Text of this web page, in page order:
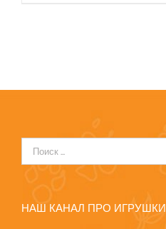
Результат
поиска:
НАШ КАНАЛ ПРО ИГРУШКИ